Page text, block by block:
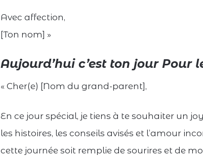
Avec affection,
[Ton nom] »
Aujourd’hui c’est ton jour Pour
« Cher(e) [Nom du grand-parent],
En ce jour spécial, je tiens à te souhaiter un
les histoires, les conseils avisés et l’amour
cette journée soit remplie de sourires et de